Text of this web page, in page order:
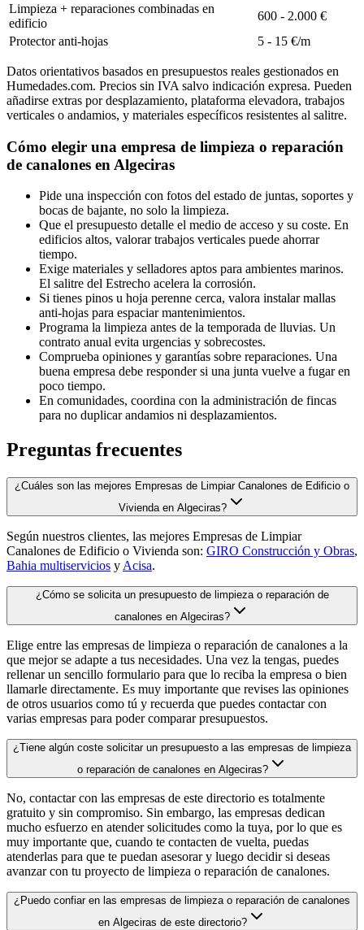
Limpieza + reparaciones combinadas en
edificio
600 - 2.000 €
Protector anti-hojas
5 - 15 €/m
Datos orientativos basados en presupuestos reales gestionados en
Humedades.com. Precios sin IVA salvo indicación expresa. Pueden
añadirse extras por desplazamiento, plataforma elevadora, trabajos
verticales o andamios, y materiales específicos resistentes al salitre.
Cómo elegir una empresa de limpieza o reparación
de canalones en Algeciras
Pide una inspección con fotos del estado de juntas, soportes y
bocas de bajante, no solo la limpieza.
Que el presupuesto detalle el medio de acceso y su coste. En
edificios altos, valorar trabajos verticales puede ahorrar
tiempo.
Exige materiales y selladores aptos para ambientes marinos.
El salitre del Estrecho acelera la corrosión.
Si tienes pinos u hoja perenne cerca, valora instalar mallas
anti-hojas para espaciar mantenimientos.
Programa la limpieza antes de la temporada de lluvias. Un
contrato anual evita urgencias y sobrecostes.
Comprueba opiniones y garantías sobre reparaciones. Una
buena empresa debe responder si una junta vuelve a fugar en
poco tiempo.
En comunidades, coordina con la administración de fincas
para no duplicar andamios ni desplazamientos.
Preguntas frecuentes
¿Cuáles son las mejores Empresas de Limpiar Canalones de Edificio o
Vivienda en Algeciras?
Según nuestros clientes, las mejores Empresas de Limpiar
Canalones de Edificio o Vivienda son: GIRO Construcción y Obras,
Bahia multiservicios y Acisa.
¿Cómo se solicita un presupuesto de limpieza o reparación de
canalones en Algeciras?
Elige entre las empresas de limpieza o reparación de canalones a la
que mejor se adapte a tus necesidades. Una vez la tengas, puedes
rellenar un sencillo formulario para que lo reciba la empresa o bien
llamarle directamente. Es muy importante que revises las opiniones
de otros usuarios como tú y recuerda que puedes contactar con
varias empresas para poder comparar presupuestos.
¿Tiene algún coste solicitar un presupuesto a las empresas de limpieza
o reparación de canalones en Algeciras?
No, contactar con las empresas de este directorio es totalmente
gratuito y sin compromiso. Sin embargo, las empresas dedican
mucho esfuerzo en atender solicitudes como la tuya, por lo que es
muy importante que, cuando te contacten de vuelta, puedas
atenderlas para que te puedan asesorar y luego decidir si deseas
avanzar con tu proyecto de limpieza o reparación de canalones.
¿Puedo confiar en las empresas de limpieza o reparación de canalones
en Algeciras de este directorio?